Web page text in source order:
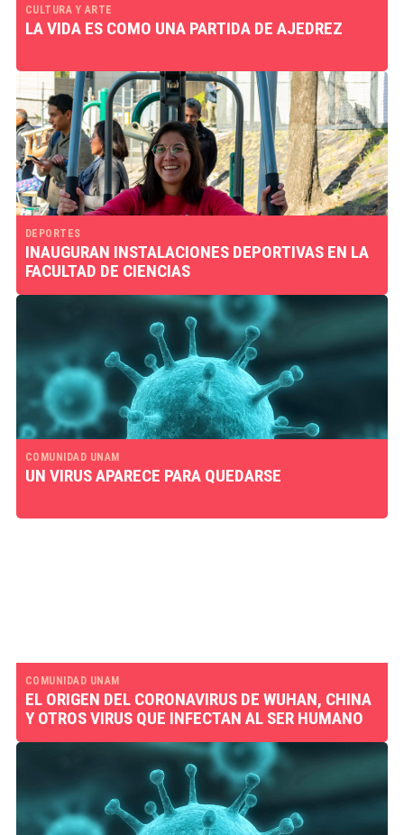
CULTURA Y ARTE
LA VIDA ES COMO UNA PARTIDA DE AJEDREZ
DEPORTES
INAUGURAN INSTALACIONES DEPORTIVAS EN LA
FACULTAD DE CIENCIAS
COMUNIDAD UNAM
UN VIRUS APARECE PARA QUEDARSE
COMUNIDAD UNAM
EL ORIGEN DEL CORONAVIRUS DE WUHAN, CHINA
Y OTROS VIRUS QUE INFECTAN AL SER HUMANO